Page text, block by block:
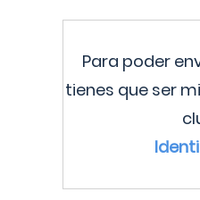
Para poder
tienes que ser